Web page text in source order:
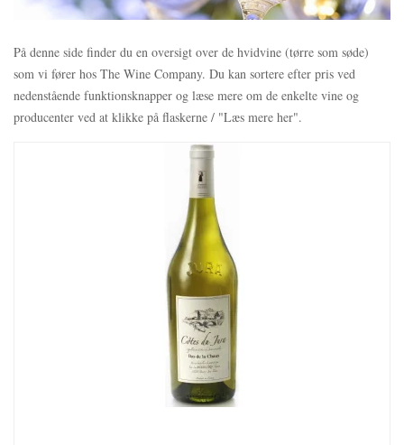
På denne side finder du en oversigt over de hvidvine (tørre som søde)
som vi fører hos The Wine Company. Du kan sortere efter pris ved
nedenstående funktionsknapper og læse mere om de enkelte vine og
producenter ved at klikke på flaskerne / "Læs mere her".